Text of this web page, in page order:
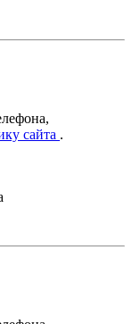
сайта .